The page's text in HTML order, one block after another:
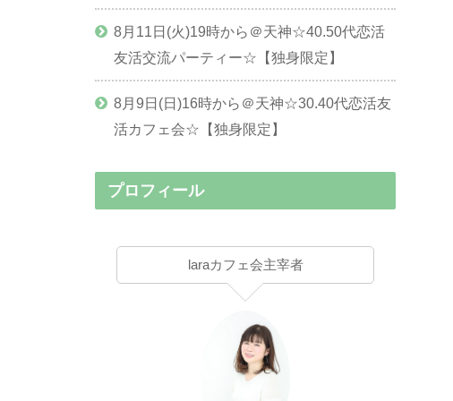
8月11日(火)19時から＠天神☆40.50代恋活
友活交流パーティー☆【独身限定】
8月9日(日)16時から＠天神☆30.40代恋活友
活カフェ会☆【独身限定】
プロフィール
laraカフェ会主宰者